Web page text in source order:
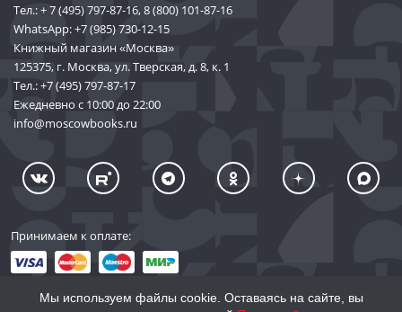
Тел.:+ 7 (495) 797-87-16,8 (800) 101-87-16
WhatsApp:+7 (985) 730-12-15
Книжный магазин «Москва»
125375, г. Москва, ул. Тверская, д. 8, к. 1
Тел.:+7 (495) 797-87-17
Ежедневно с 10:00 до 22:00
info@moscowbooks.ru
Принимаем к оплате:
Мы используем файлы cookie. Оставаясь на сайте, вы